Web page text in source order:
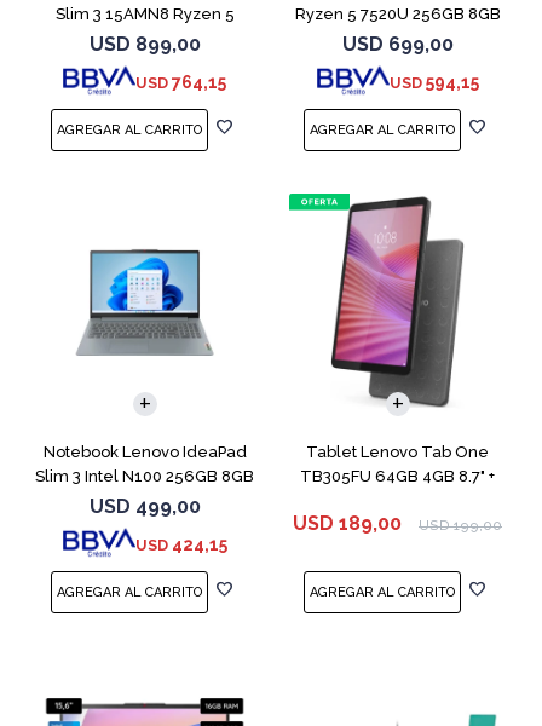
Slim 3 15AMN8 Ryzen 5
7520U 512 16GB
USD 899,00
USD 764,15
Ryzen 5 7520U 256GB 8GB
Abyss Blue
USD 699,00
USD 594,15
Notebook Lenovo IdeaPad
Slim 3 Intel N100 256GB 8GB
USD 499,00
USD 424,15
Tablet Lenovo Tab One
TB305FU 64GB 4GB 8.7" +
USD 189,00 USD 199,00